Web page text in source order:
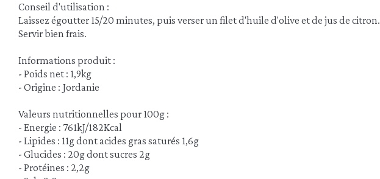
Conseil d'utilisation :
Laissez égoutter 15/20 minutes, puis verser un filet d'huile d'olive et de jus de citron.
Servir bien frais.
Informations produit :
- Poids net : 1,9kg
- Origine : Jordanie
Valeurs nutritionnelles pour 100g :
- Energie : 761kJ/182Kcal
- Lipides : 11g dont acides gras saturés 1,6g
- Glucides : 20g dont sucres 2g
- Protéines : 2,2g